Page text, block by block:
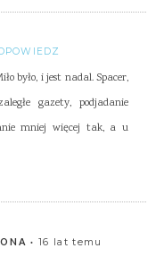
było, i jest nadal. Spacer,
gazety, podjadanie
mniej więcej tak, a u
16 lat temu